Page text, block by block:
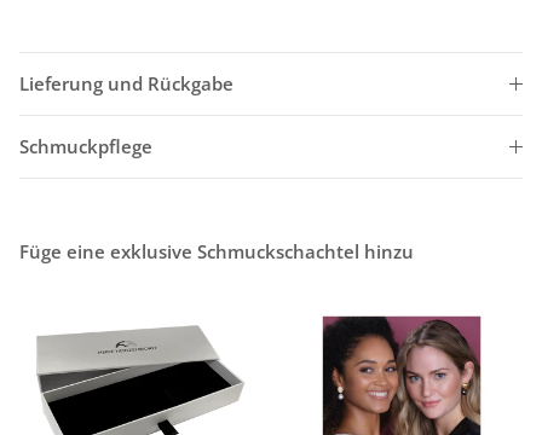
Lieferung und Rückgabe
Schmuckpflege
Füge eine exklusive Schmuckschachtel hinzu